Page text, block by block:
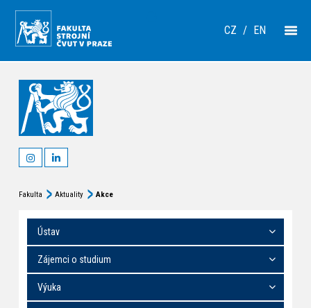
CZ / EN
Fakulta Aktuality Akce
Ústav
Zájemci o studium
Výuka